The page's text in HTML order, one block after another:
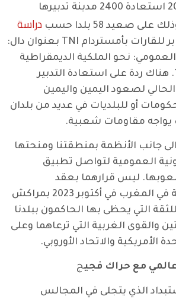
الفترة بين 2000 و2019 استعادة 2400 مدينة تدبيرها
صعيد 58 بلدا حسب
دراسة
قام بها المعهد العابر للقارات بأمستردام TNI بعنوان دال:
نحو الملكية الديمقراطية
ردة على استعادة التدبير
لصعود اليمين واليمين
أو للبلديات في عديد من بلدان
يواجه مقاومات شعبية.
جانب الأنظمة بمنطقتنا ومنحتها
العمومية لتواصل تطبيق
ليس قرارهما بعقد
اجتماعاتهما السنوية في المغرب في أكتوبر 2023 بمراكش
التي يحظى بها الحاكمون ببلدنا
والقوى الغربية التي ترعاهما وعلى
الأمريكية والاتحاد الأوروبي.
مع حراك فجيج
الذي يتجلى في المجالس